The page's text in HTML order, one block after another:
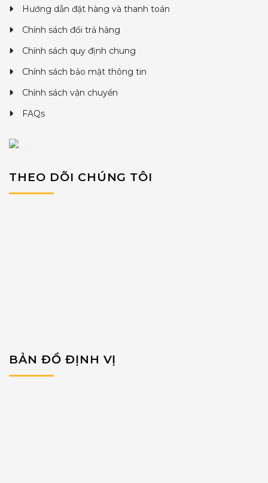
Hướng dẫn đặt hàng và thanh toán
Chính sách đổi trả hàng
Chính sách quy định chung
Chính sách bảo mật thông tin
Chính sách vận chuyển
FAQs
THEO DÕI CHÚNG TÔI
BẢN ĐỒ ĐỊNH VỊ